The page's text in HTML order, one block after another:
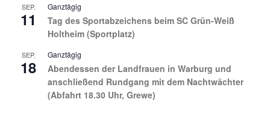
SEP.
11
Ganztägig
Tag des Sportabzeichens beim SC Grün-Weiß
Holtheim (Sportplatz)
SEP.
18
Ganztägig
Abendessen der Landfrauen in Warburg und
anschließend Rundgang mit dem Nachtwächter
(Abfahrt 18.30 Uhr, Grewe)